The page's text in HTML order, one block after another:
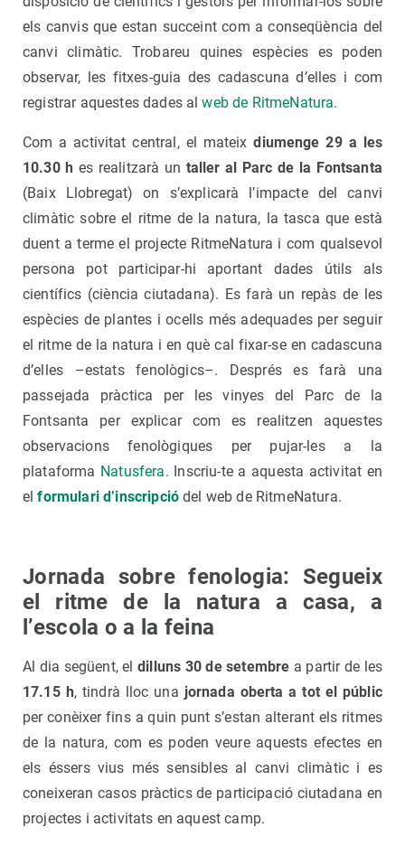
els canvis que estan succeint com a conseqüència del
canvi climàtic. Trobareu quines espècies es poden
observar, les fitxes-guia des cadascuna d’elles i com
registrar aquestes dades alweb de RitmeNatura.
Com a activitat central, el mateixdiumenge 29 a les
10.30 h es realitzarà un taller al Parc de la Fontsanta
(Baix Llobregat) on s’explicarà l’impacte del canvi
climàtic sobre el ritme de la natura, la tasca que està
duent a terme el projecte RitmeNatura i com qualsevol
persona pot participar-hi aportant dades útils als
científics (ciència ciutadana). Es farà un repàs de les
espècies de plantes i ocells més adequades per seguir
el ritme de la natura i en què cal fixar-se en cadascuna
d’elles –estats fenològics–. Després es farà una
passejada pràctica per les vinyes del Parc de la
Fontsanta per explicar com es realitzen aquestes
observacions fenològiques per pujar-les a la
plataforma Natusfera. Inscriu-te a aquesta activitat en
elformulari d’inscripció del web de RitmeNatura.
Jornada sobre fenologia: Segueix
el ritme de la natura a casa, a
l’escola o a la feina
Al dia següent, eldilluns 30 de setembre a partir de les
17.15 h, tindrà lloc una jornada oberta a tot el públic
per conèixer fins a quin punt s’estan alterant els ritmes
de la natura, com es poden veure aquests efectes en
els éssers vius més sensibles al canvi climàtic i es
coneixeran casos pràctics de participació ciutadana en
projectes i activitats en aquest camp.